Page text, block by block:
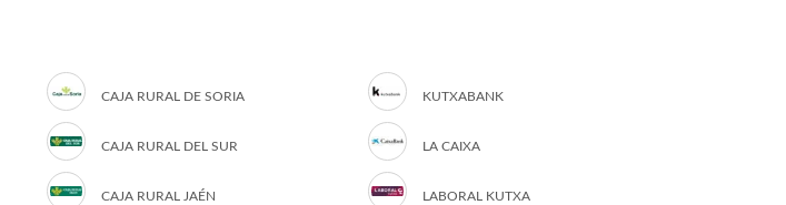
CAJA RURAL DE SORIA
CAJA RURAL DEL SUR
CAJA RURAL JAÉN
KUTXABANK
LA CAIXA
LABORAL KUTXA